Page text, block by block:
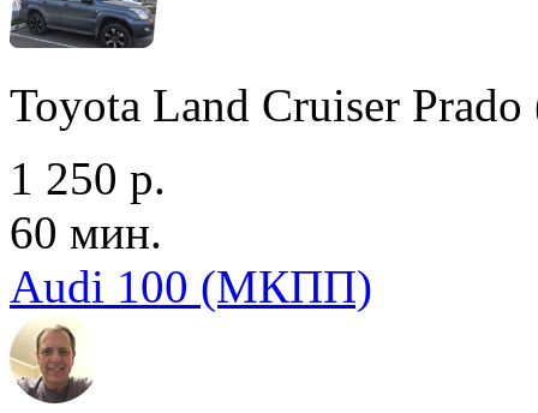
Toyota Land Cruiser
1 250 р.
60 мин.
Audi 100 (МКПП)